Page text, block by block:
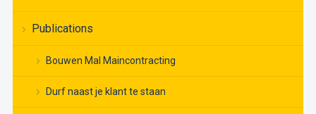
Publications
Bouwen Mal Maincontracting
Durf naast je klant te staan